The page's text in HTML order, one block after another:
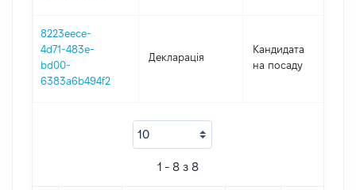
8223eece-
4d71-483e-
bd00-
6383a6b494f2
Декларація
Кандидата
на посаду
1 - 8 з 8